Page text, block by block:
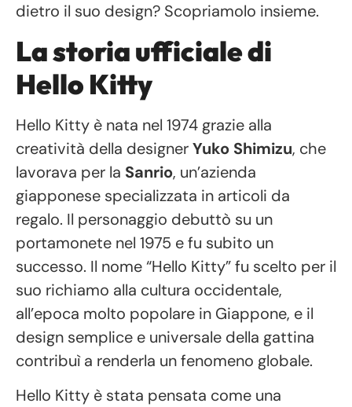
dietro il suo design? Scopriamolo insieme.
La storia ufficiale di
Hello Kitty
Hello Kitty è nata nel 1974 grazie alla
creatività della designerYuko Shimizu, che
lavorava per la Sanrio, un’azienda
giapponese specializzata in articoli da
regalo. Il personaggio debuttò su un
portamonete nel 1975 e fu subito un
successo. Il nome “Hello Kitty” fu scelto per il
suo richiamo alla cultura occidentale,
all’epoca molto popolare in Giappone, e il
design semplice e universale della gattina
contribuì a renderla un fenomeno globale.
Hello Kitty è stata pensata come una